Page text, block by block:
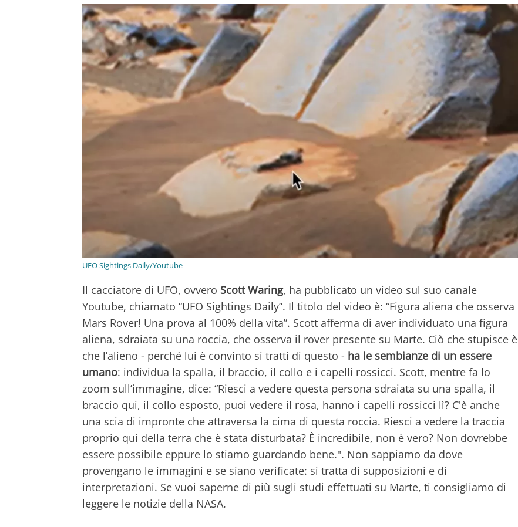
UFO Sightings Daily/Youtube
Il cacciatore di UFO, ovvero Scott Waring, ha pubblicato un video sul suo canale
Youtube, chiamato “UFO Sightings Daily”. Il titolo del video è: “Figura aliena che osserva
Mars Rover! Una prova al 100% della vita”. Scott afferma di aver individuato una figura
aliena, sdraiata su una roccia, che osserva il rover presente su Marte. Ciò che stupisce è
che l’alieno - perché lui è convinto si tratti di questo - ha le sembianze di un essere
umano: individua la spalla, il braccio, il collo e i capelli rossicci. Scott, mentre fa lo
zoom sull’immagine, dice: “Riesci a vedere questa persona sdraiata su una spalla, il
braccio qui, il collo esposto, puoi vedere il rosa, hanno i capelli rossicci lì? C'è anche
una scia di impronte che attraversa la cima di questa roccia. Riesci a vedere la traccia
proprio qui della terra che è stata disturbata? È incredibile, non è vero? Non dovrebbe
essere possibile eppure lo stiamo guardando bene.". Non sappiamo da dove
provengano le immagini e se siano verificate: si tratta di supposizioni e di
interpretazioni. Se vuoi saperne di più sugli studi effettuati su Marte, ti consigliamo di
leggere le notizie della NASA.